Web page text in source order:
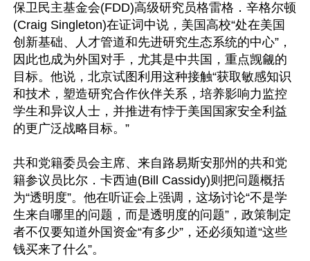
保卫民主基金会(FDD)高级研究员格雷格．辛格尔顿
(Craig Singleton)在证词中说，美国高校“处在美国
创新基础、人才管道和先进研究生态系统的中心”，
因此也成为外国对手，尤其是中共国，重点觊觎的
目标。他说，北京试图利用这种接触“获取敏感知识
和技术，塑造研究合作伙伴关系，培养影响力监控
学生和异议人士，并推进有悖于美国国家安全利益
的更广泛战略目标。”
共和党籍委员会主席、来自路易斯安那州的共和党
籍参议员比尔．卡西迪(Bill Cassidy)则把问题概括
为“透明度”。他在听证会上强调，这场讨论“不是学
生来自哪里的问题，而是透明度的问题”，政策制定
者不仅要知道外国资金“有多少”，还必须知道“这些
钱买来了什么”。